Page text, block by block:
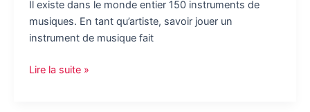
Il existe dans le monde entier 150 instruments de
musiques. En tant qu’artiste, savoir jouer un
instrument de musique fait
Quels
Lire la suite »